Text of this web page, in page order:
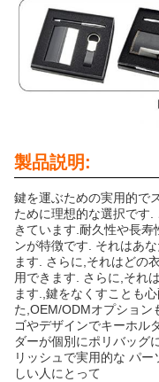
製品説明:
鍵を運ぶための実用的で
ために理想的な選択です
きています.耐久性や長
ンが特徴です. それはあ
ます. さらに,それはどの
用できます. さらに,それ
ます.,鍵をなくすことも
た,OEM/ODMオプション
ゴやデザインでキーホル
ダーが個別にポリバッグ
リッシュで実用的な パ
しい人にとって